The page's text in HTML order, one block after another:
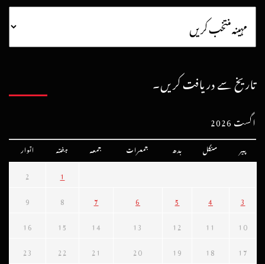
تاریخ سے دریافت کریں۔
اگست 2026
پیر منگل بدھ جمعرات جمعہ ہفتہ اتوار
1
2
3
4
5
6
7
8
9
10
11
12
13
14
15
16
17
18
19
20
21
22
23